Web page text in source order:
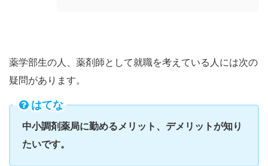
薬学部生の人、薬剤師として就職を考えている人には次の
疑問があります。
はてな
中小調剤薬局に勤めるメリット、デメリットが知り
たいです。